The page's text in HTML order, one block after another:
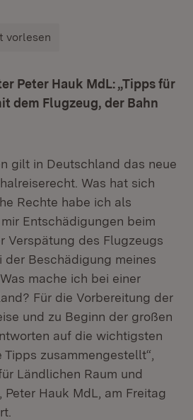
vorlesen
Peter Hauk MdL: „Tipps für
dem Flugzeug, der Bahn
gilt in Deutschland das neue
Was hat sich
Rechte habe ich als
Entschädigungen beim
Verspätung des Flugzeugs
der Beschädigung meines
mache ich bei einer
Für die Vorbereitung der
und zu Beginn der großen
auf die wichtigsten
zusammengestellt“,
Ländlichen Raum und
Peter Hauk MdL, am Freitag